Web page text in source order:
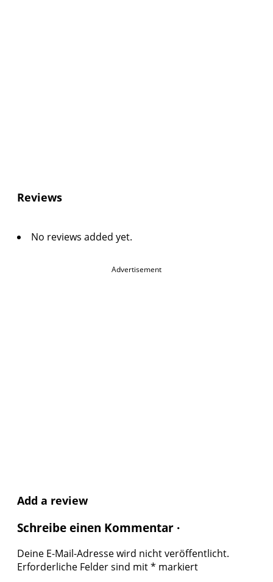
Reviews
No reviews added yet.
Advertisement
Add a review
Schreibe einen Kommentar ·
Deine E-Mail-Adresse wird nicht veröffentlicht.
Erforderliche Felder sind mit* markiert